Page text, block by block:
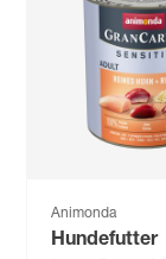
Animonda
Hundefutter